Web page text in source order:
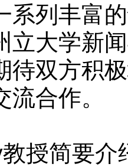
系列丰富
立大学新
待双方积
流合作。
教授简要介